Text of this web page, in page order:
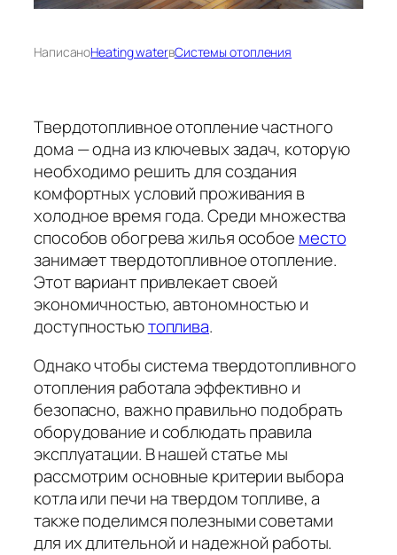
НаписаноHeating waterвСистемы отопления
Твердотопливное отопление частного
дома — одна из ключевых задач, которую
необходимо решить для создания
комфортных условий проживания в
холодное время года. Среди множества
способов обогрева жилья особое место
занимает твердотопливное отопление.
Этот вариант привлекает своей
экономичностью, автономностью и
доступностьютоплива.
Однако чтобы система твердотопливного
отопления работала эффективно и
безопасно, важно правильно подобрать
оборудование и соблюдать правила
эксплуатации. В нашей статье мы
рассмотрим основные критерии выбора
котла или печи на твердом топливе, а
также поделимся полезными советами
для их длительной и надежной работы.